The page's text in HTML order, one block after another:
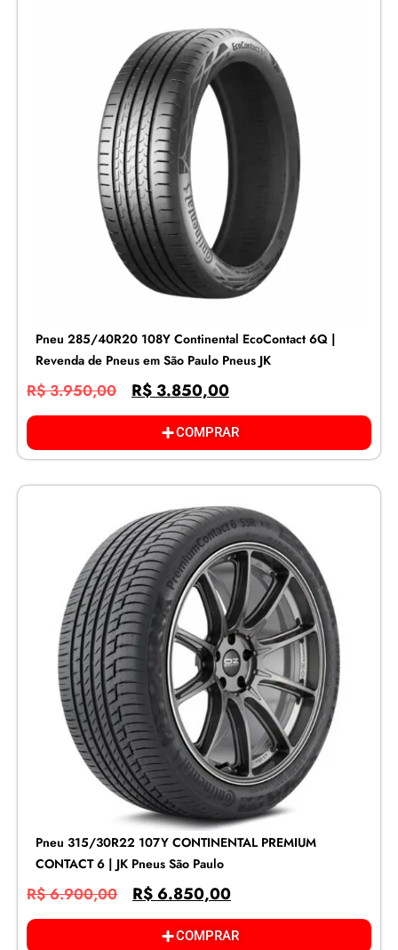
Pneu 285/40R20 108Y Continental EcoContact 6Q |
Revenda de Pneus em São Paulo Pneus JK
R$3.950,00 R$ 3.850,00
COMPRAR
Pneu 315/30R22 107Y CONTINENTAL PREMIUM
CONTACT 6 | JK Pneus São Paulo
R$6.900,00 R$ 6.850,00
COMPRAR